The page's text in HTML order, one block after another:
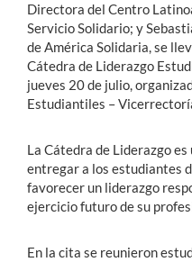
Directora del Centro
Servicio Solidario; y
de América Solidaria, se
Cátedra de Liderazgo
jueves 20 de julio,
Estudiantiles –
La Cátedra de Liderazgo
entregar a los estudiantes
favorecer un liderazgo
ejercicio futuro de su
En la cita se reunieron